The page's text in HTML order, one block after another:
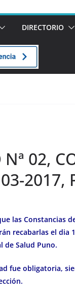
DIRECTORIO
02,
2017,
las Constancias
recabarlas el dia
de Salud Puno.
fue obligatoria,